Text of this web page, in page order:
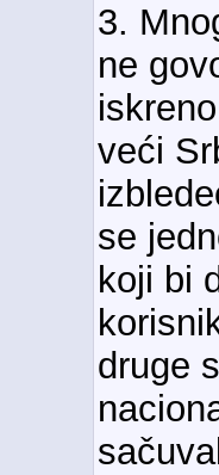
3.
ne
veći
se
koji bi
druge